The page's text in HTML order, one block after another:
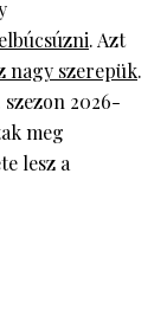
. Azt
nagy szerepük.
2026-
meg
lesz a